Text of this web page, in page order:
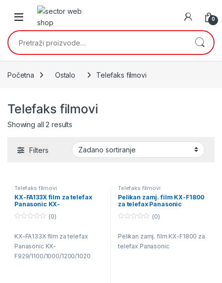
Skip to navigation
Skip to content
0
Pretraži:
Početna Ostalo Telefaks filmovi
Telefaks filmovi
Showing all 2 results
Filters
Telefaks filmovi
KX-FA133X film za telefax
Panasonic KX-
u
o
f
5
(0)
KX-FA133X film za telefax
Panasonic KX-
F929/1100/1000/1200/1020
Telefaks filmovi
Pelikan zamj. film KX-F1800
za telefax Panasonic
u
o
(0)
Pelikan zamj. film KX-F1800 za
telefax Panasonic